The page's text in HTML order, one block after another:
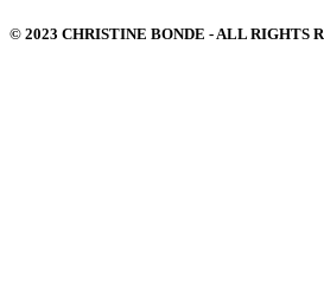
© 2023 CHRISTINE BONDE - ALL RIGHTS